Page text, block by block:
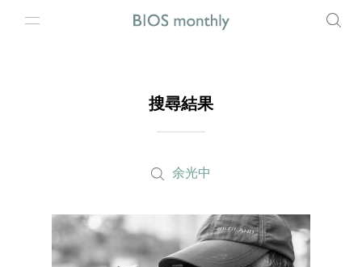
搜尋結果
余光中